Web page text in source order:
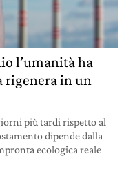
l’umanità ha
rigenera in un
più tardi rispetto al
dipende dalla
ecologica reale